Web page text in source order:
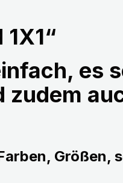
es
zudem
Größen,